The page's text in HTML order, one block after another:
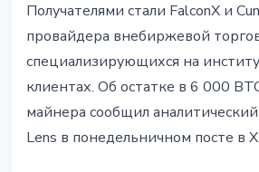
Получателями стали FalconX и
провайдера внебиржевой
специализирующихся на
клиентах. Об остатке в 6 000
майнера сообщил аналитический
Lens в понедельничном посте в X.